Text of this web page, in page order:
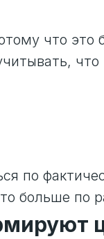
что
что
по
больше по